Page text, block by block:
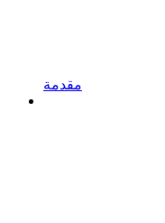
مقدمة